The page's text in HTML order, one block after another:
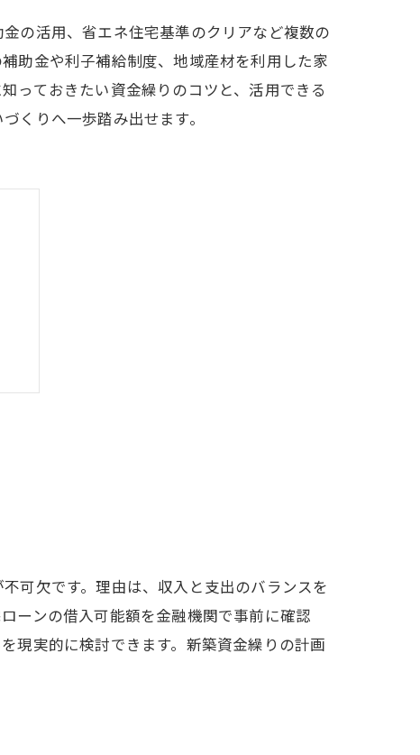
の活用、省エネ住宅基準のクリアなど複数の
助金や利子補給制度、地域産材を利用した家
っておきたい資金繰りのコツと、活用できる
くりへ一歩踏み出せます。
可欠です。理由は、収入と支出のバランスを
ーンの借入可能額を金融機関で事前に確認
現実的に検討できます。新築資金繰りの計画